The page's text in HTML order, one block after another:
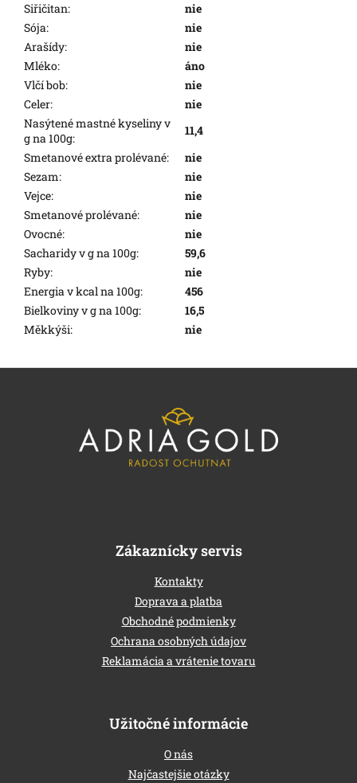
Siřičitan:
nie
Sója:
nie
Arašídy:
nie
Mléko:
áno
Vlčí bob:
nie
Celer:
nie
Nasýtené mastné kyseliny v
g na 100g:
11,4
Smetanové extra prolévané:
nie
Sezam:
nie
Vejce:
nie
Smetanové prolévané:
nie
Ovocné:
nie
Sacharidy v g na 100g:
59,6
Ryby:
nie
Energia v kcal na 100g:
456
Bielkoviny v g na 100g:
16,5
Měkkýši: nie
Zákaznícky servis
Kontakty
Doprava a platba
Obchodné podmienky
Ochrana osobných údajov
Reklamácia a vrátenie tovaru
Užitočné informácie
O nás
Najčastejšie otázky